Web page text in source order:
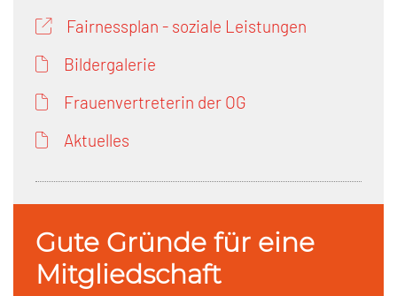
Fairnessplan - soziale Leistungen
Bildergalerie
Frauenvertreterin der OG
Aktuelles
Gute Gründe für eine
Mitgliedschaft